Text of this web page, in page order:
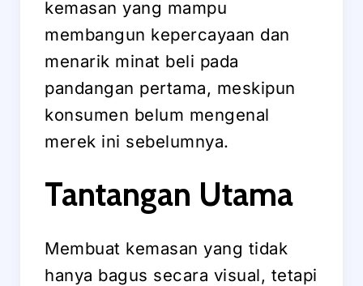
kemasan yang mampu
membangun kepercayaan dan
menarik minat beli pada
pandangan pertama, meskipun
konsumen belum mengenal
merek ini sebelumnya.
Tantangan Utama
Membuat kemasan yang tidak
hanya bagus secara visual, tetapi